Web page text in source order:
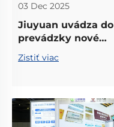
03 Dec 2025
Jiuyuan uvádza do
prevádzky nové
zariadenie v Žužou,
ktoré otvára novú
najmodernejšími
technológiami
Zistiť viac